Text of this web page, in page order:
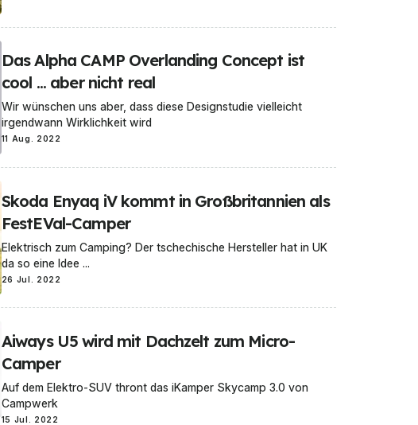
Das Alpha CAMP Overlanding Concept ist
cool ... aber nicht real
Wir wünschen uns aber, dass diese Designstudie vielleicht
irgendwann Wirklichkeit wird
11 Aug. 2022
Skoda Enyaq iV kommt in Großbritannien als
FestEVal-Camper
Elektrisch zum Camping? Der tschechische Hersteller hat in UK
da so eine Idee ...
26 Jul. 2022
Aiways U5 wird mit Dachzelt zum Micro-
Camper
Auf dem Elektro-SUV thront das iKamper Skycamp 3.0 von
Campwerk
15 Jul. 2022